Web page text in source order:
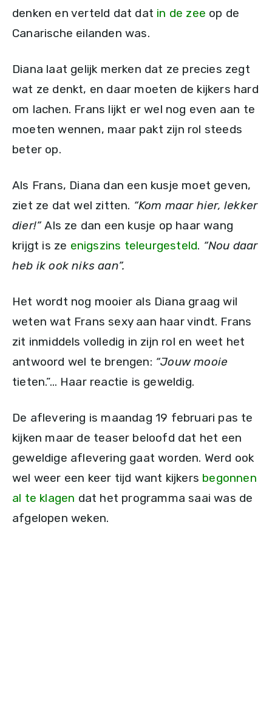
denken en verteld dat dat in de zee op de
Canarische eilanden was.
Diana laat gelijk merken dat ze precies zegt
wat ze denkt, en daar moeten de kijkers hard
om lachen. Frans lijkt er wel nog even aan te
moeten wennen, maar pakt zijn rol steeds
beter op.
Als Frans, Diana dan een kusje moet geven,
ziet ze dat wel zitten. “Kom maar hier, lekker
dier!”Als ze dan een kusje op haar wang
krijgt is ze enigszins teleurgesteld. “Nou daar
heb ik ook niks aan”.
Het wordt nog mooier als Diana graag wil
weten wat Frans sexy aan haar vindt. Frans
zit inmiddels volledig in zijn rol en weet het
antwoord wel te brengen: “Jouw mooie
tieten.”… Haar reactie is geweldig.
De aflevering is maandag 19 februari pas te
kijken maar de teaser beloofd dat het een
geweldige aflevering gaat worden. Werd ook
wel weer een keer tijd want kijkers begonnen
al te klagen dat het programma saai was de
afgelopen weken.